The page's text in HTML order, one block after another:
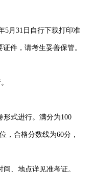
5月31日自行下载打印准
件，请考生妥善保管。
形式进行。满分为100
，合格分数线为60分，
、地点详见准考证。